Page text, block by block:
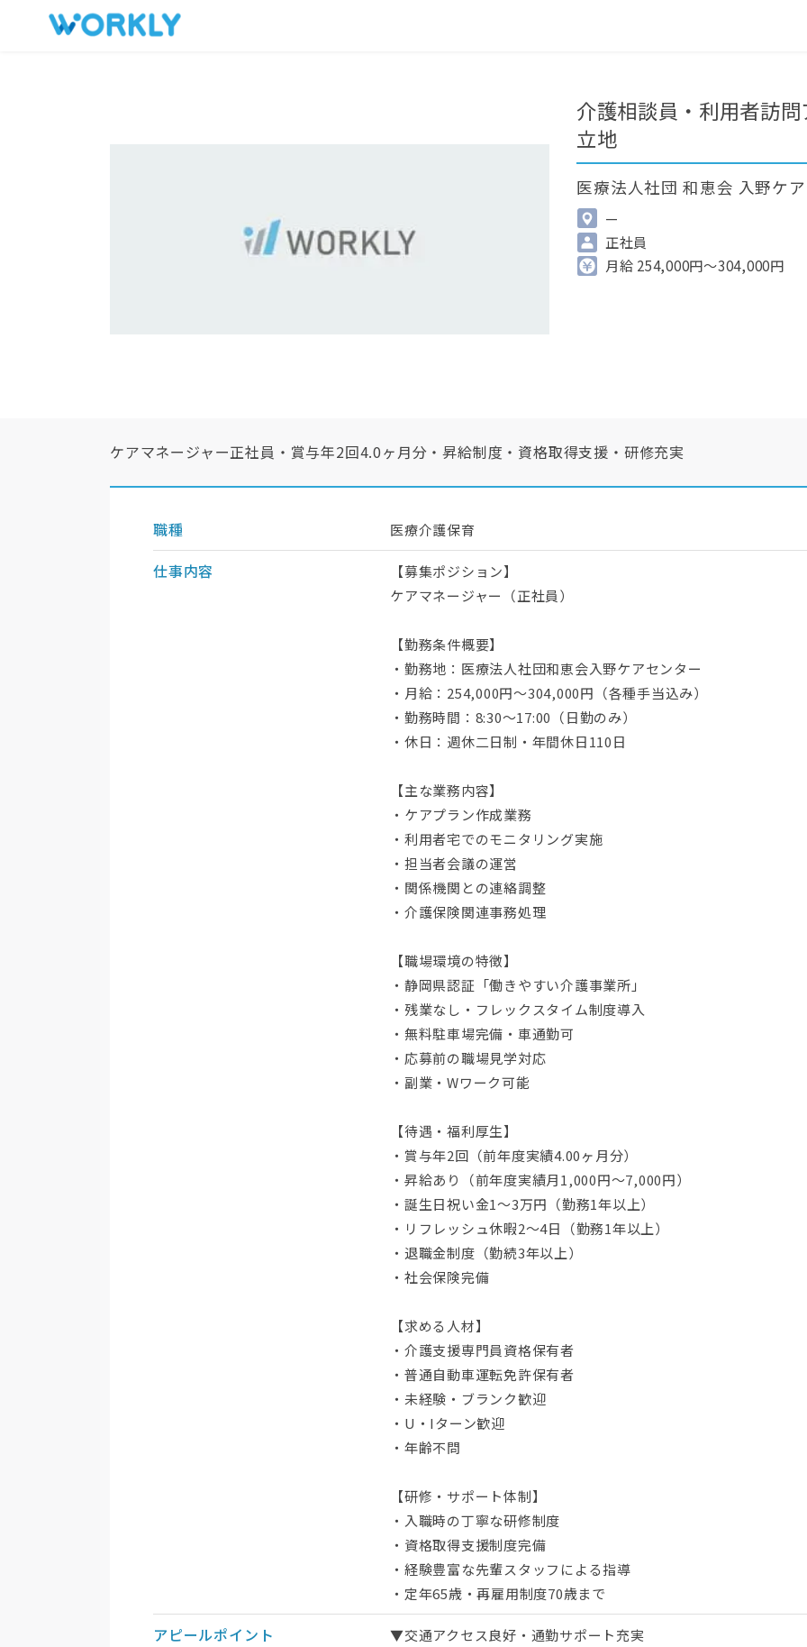
介護相談員・利用者訪
立地
医療法人社団 和恵会 入野ケ
—
正社員
月給 254,000円～304,000円
ケアマネージャー正社員・賞与年2回4.0ヶ月分・昇給制度・資格取得支援・研修充実
職種 医療介護保育
仕事内容
【募集ポジション】
ケアマネージャー（正社員）
【勤務条件概要】
・勤務地：医療法人社団和恵会入野ケアセンター
・月給：254,000円～304,000円（各種手当込み）
・勤務時間：8:30～17:00（日勤のみ）
・休日：週休二日制・年間休日110日
【主な業務内容】
・ケアプラン作成業務
・利用者宅でのモニタリング実施
・担当者会議の運営
・関係機関との連絡調整
・介護保険関連事務処理
【職場環境の特徴】
・静岡県認証「働きやすい介護事業所」
・残業なし・フレックスタイム制度導入
・無料駐車場完備・車通勤可
・応募前の職場見学対応
・副業・Wワーク可能
【待遇・福利厚生】
・賞与年2回（前年度実績4.00ヶ月分）
・昇給あり（前年度実績月1,000円～7,000円）
・誕生日祝い金1～3万円（勤務1年以上）
・リフレッシュ休暇2～4日（勤務1年以上）
・退職金制度（勤続3年以上）
・社会保険完備
【求める人材】
・介護支援専門員資格保有者
・普通自動車運転免許保有者
・未経験・ブランク歓迎
・U・Iターン歓迎
・年齢不問
【研修・サポート体制】
・入職時の丁寧な研修制度
・資格取得支援制度完備
・経験豊富な先輩スタッフによる指導
・定年65歳・再雇用制度70歳まで
アピールポイント
▼交通アクセス良好・通勤サポート充実